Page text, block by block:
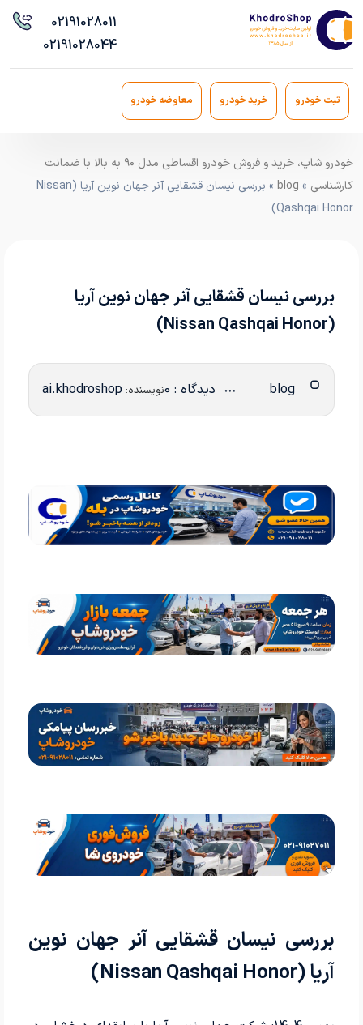
02191028011
02191028044
ثبت خودرو خرید خودرو معاوضه خودرو
خودرو شاپ، خرید و فروش خودرو اقساطی مدل ۹۰ به بالا با ضمانت
کارشناسی »
blog
» بررسی نیسان قشقایی آنر جهان نوین آریا (Nissan
Qashqai Honor)
بررسی نیسان قشقایی آنر جهان نوین آریا
(Nissan Qashqai Honor)
دیدگاه : 0 نویسنده:ai.khodroshop
بررسی نیسان قشقایی آنر جهان نوین
آریا (Nissan Qashqai Honor)